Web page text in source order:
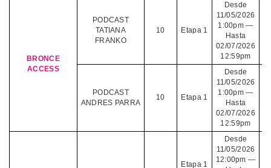
BRONCE
ACCESS
PODCAST
TATIANA
FRANKO
10 Etapa 1
Desde
11/05/2026
1:00pm —
Hasta
02/07/2026
12:59pm
PODCAST
ANDRES PARRA
10 Etapa 1
Desde
11/05/2026
1:00pm —
Hasta
02/07/2026
12:59pm
Etapa 1
Desde
11/05/2026
12:00pm —